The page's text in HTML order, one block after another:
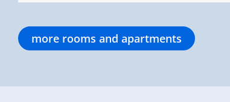
more rooms and apartments